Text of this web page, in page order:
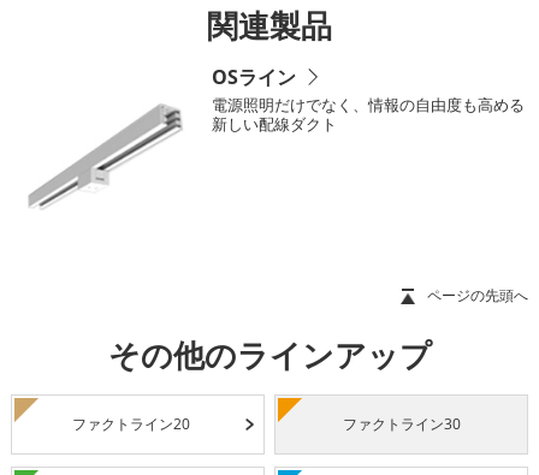
関連製品
OSライン
電源照明だけでなく、情報の自由度も高める
新しい配線ダクト
ページの先頭へ
その他のラインアップ
ファクトライン20 ファクトライン30